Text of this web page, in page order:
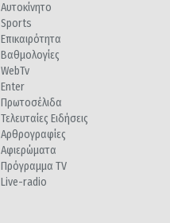
Αυτοκίνητο
Sports
Επικαιρότητα
Βαθμολογίες
WebTv
Enter
Πρωτοσέλιδα
Τελευταίες Ειδήσεις
Αρθρογραφίες
Αφιερώματα
Πρόγραμμα TV
Live-radio